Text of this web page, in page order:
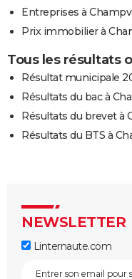
Entreprises à
Prix immobilier à
Tous les résultats
Résultat municipale
Résultats du bac à
Résultats du brevet à
Résultats du BTS à
NEWSLETTER
Linternaute.com